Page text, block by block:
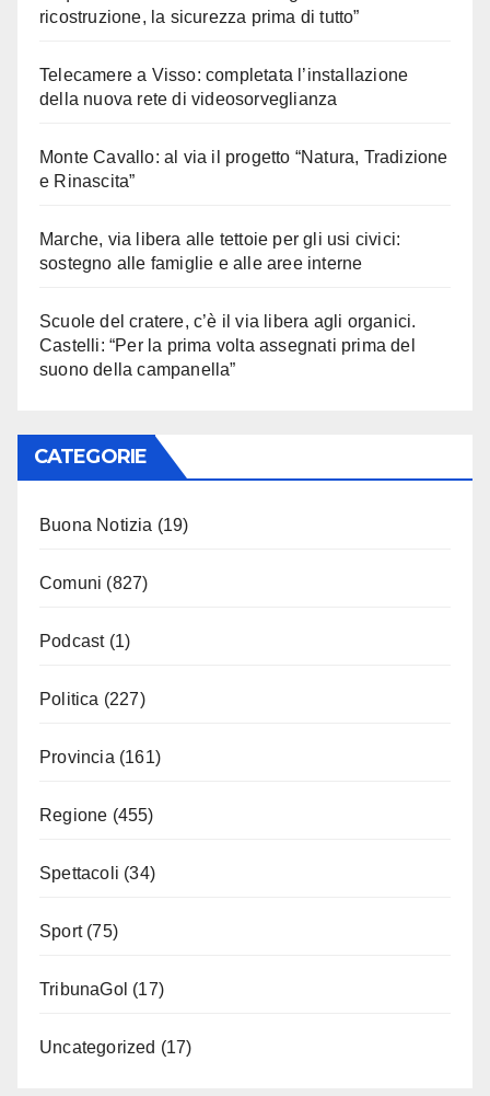
ricostruzione, la sicurezza prima di tutto”
Telecamere a Visso: completata l’installazione
della nuova rete di videosorveglianza
Monte Cavallo: al via il progetto “Natura, Tradizione
e Rinascita”
Marche, via libera alle tettoie per gli usi civici:
sostegno alle famiglie e alle aree interne
Scuole del cratere, c’è il via libera agli organici.
Castelli: “Per la prima volta assegnati prima del
suono della campanella”
CATEGORIE
Buona Notizia (19)
Comuni (827)
Podcast(1)
Politica (227)
Provincia (161)
Regione (455)
Spettacoli (34)
Sport(75)
TribunaGol (17)
Uncategorized (17)